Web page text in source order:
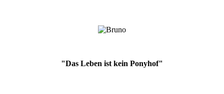
"Das Leben ist kein Ponyhof"